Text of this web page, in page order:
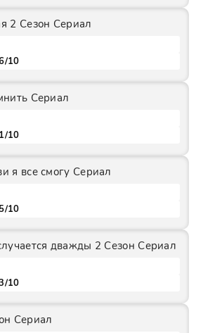
2 Сезон Сериал
10
Сериал
10
я все смогу Сериал
10
дважды 2 Сезон Сериал
10
Сериал